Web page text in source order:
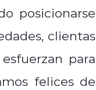
posicionarse
clientas
para
felices de